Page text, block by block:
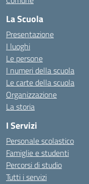
La Scuola
Presentazione
I luoghi
Le persone
I numeri della scuola
Le carte della scuola
Organizzazione
La storia
I Servizi
Personale scolastico
Famiglie e studenti
Percorsi di studio
Tutti i servizi